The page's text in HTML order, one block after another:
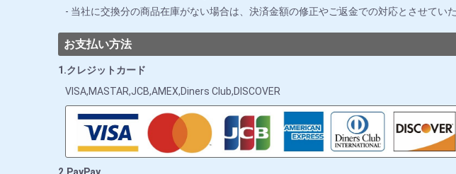
当社に交換分の商品在庫がない場合は、決済金額の修正やご返金での対応とさせていた
お支払い方法
1.クレジットカード
VISA,MASTAR,JCB,AMEX,Diners Club,DISCOVER